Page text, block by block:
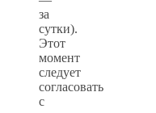
за
сутки).
Этот
момент
следует
согласовать
с